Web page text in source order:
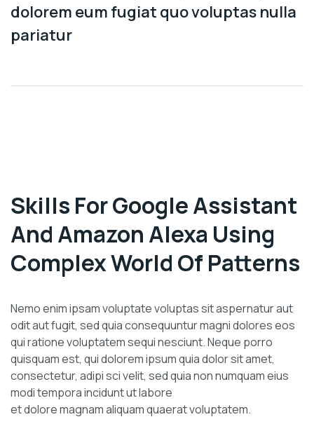
dolorem eum fugiat quo voluptas nulla
pariatur
Skills For Google Assistant
And Amazon Alexa Using
Complex World Of Patterns
Nemo enim ipsam voluptate voluptas sit aspernatur aut
odit aut fugit, sed quia consequuntur magni dolores eos
qui ratione voluptatem sequi nesciunt. Neque porro
quisquam est, qui dolorem ipsum quia dolor sit amet,
consectetur, adipi sci velit, sed quia non numquam eius
modi tempora incidunt ut labore
et dolore magnam aliquam quaerat voluptatem.